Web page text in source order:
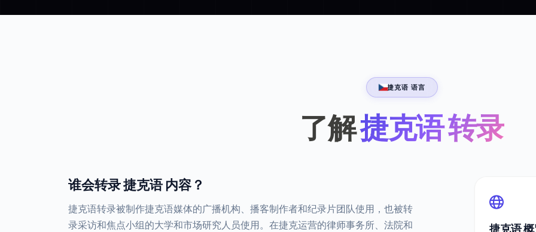
捷克语 语言
了解捷克语 转录
谁会转录 捷克语 内容？
捷克语转录被制作捷克语媒体的广播机构、播客制作者和纪录片团队使用，也被转
录采访和焦点小组的大学和市场研究人员使用。在捷克运营的律师事务所、法院和
捷克语